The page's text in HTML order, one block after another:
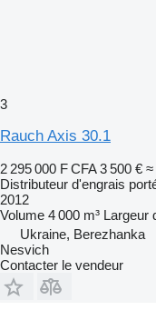
3
Rauch Axis 30.1
2 295 000 F CFA 3 500 € ≈
Distributeur d'engrais
2012
Volume 4 000 m³ Largeur
Ukraine, Berezhanka
Nesvich
Contacter le vendeur